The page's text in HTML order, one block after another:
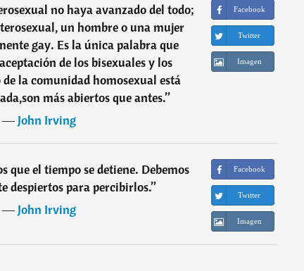
no haya avanzado del todo;
un hombre o una mujer
gay. Es la única palabra que
de los bisexuales y los
la comunidad homosexual está
más abiertos que antes.”
―John Irving
Facebook
Twitter
Imagen
que el tiempo se detiene. Debemos
despiertos para percibirlos.”
―John Irving
Facebook
Twitter
Imagen